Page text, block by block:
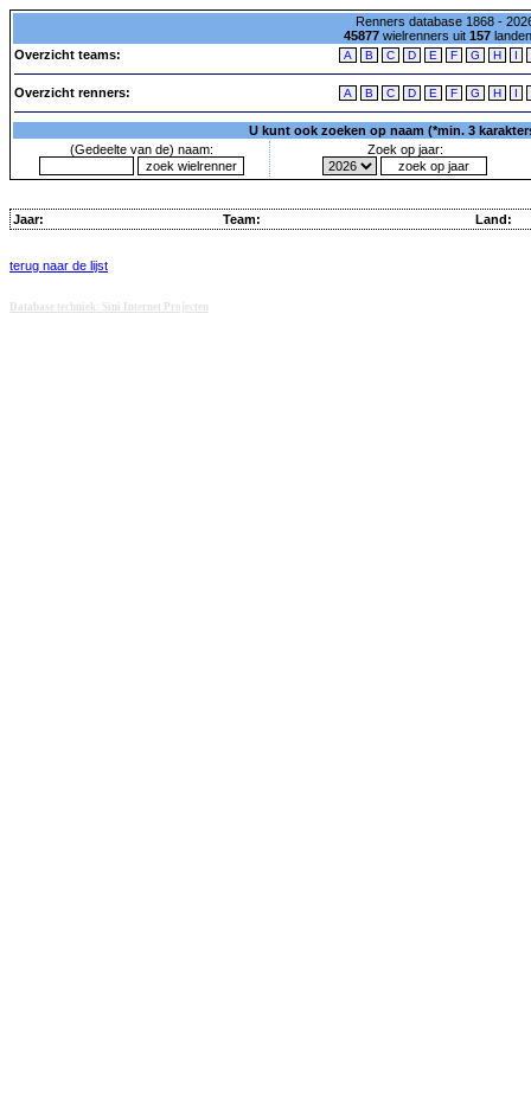
Renners database 1868 -
45877wielrenners uit 157
Overzicht teams:
A B C D E F G H I
Overzicht renners: A B C D E F G H I
U kunt ook zoeken op naam (*min. 3
(Gedeelte van de) naam:
Zoek op jaar:
Jaar: Team: Land:
terug naar de lijst
Database techniek: Sini Internet Projecten